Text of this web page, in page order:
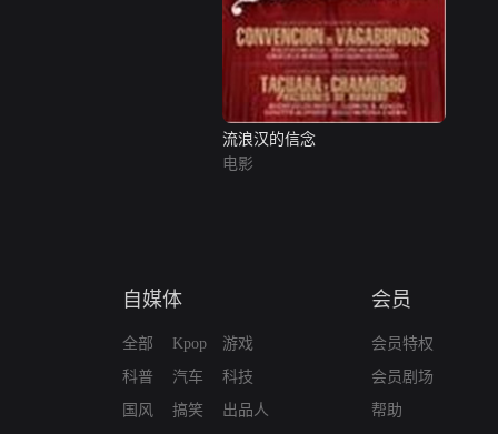
流浪汉的信念
电影
自媒体
全部
科普
国风
Kpop
汽车
搞笑
游戏
科技
出品人
会员
会员特权
会员剧场
帮助